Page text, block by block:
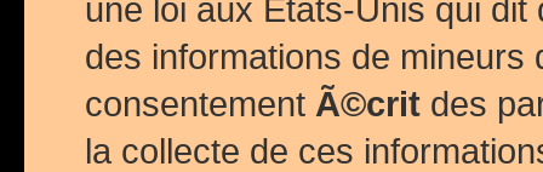
une loi aux Etats-Unis qui
des informations de mineurs
consentement Ã©crit des
la collecte de ces